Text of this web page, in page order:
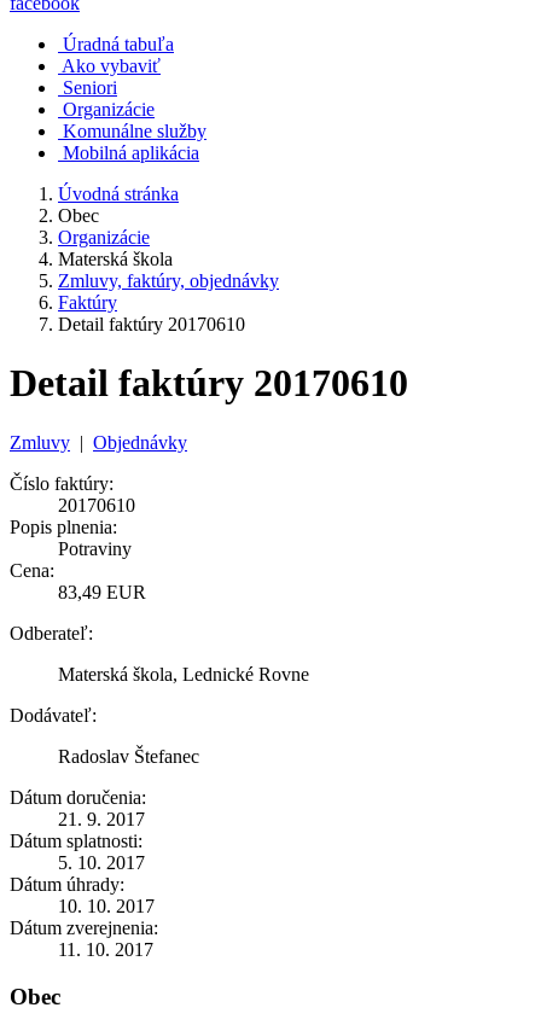
Úradná tabuľa
Ako vybaviť
Seniori
Organizácie
Komunálne služby
Mobilná aplikácia
Úvodná stránka
Obec
Organizácie
Materská škola
Zmluvy, faktúry, objednávky
Faktúry
Detail faktúry 20170610
Detail faktúry 20170610
Zmluvy | Objednávky
Číslo faktúry:
20170610
Popis plnenia:
Potraviny
Cena:
83,49 EUR
Odberateľ:
Materská škola, Lednické Rovne
Dodávateľ:
Radoslav Štefanec
Dátum doručenia:
21. 9. 2017
Dátum splatnosti:
5. 10. 2017
Dátum úhrady:
10. 10. 2017
Dátum zverejnenia:
11. 10. 2017
Obec